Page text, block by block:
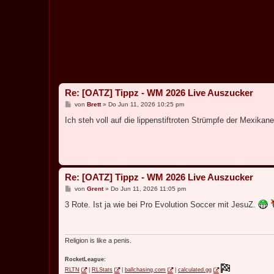
Re: [OATZ] Tippz - WM 2026 Live Auszucker
B
i
von Brett» Do Jun 11, 2026 10:25 pm
Ich steh voll auf die lippenstiftroten Strümpfe der
Re: [OATZ] Tippz - WM 2026 Live Auszucker
B
i
von Grent» Do Jun 11, 2026 11:05 pm
3 Rote. Ist ja wie bei Pro Evolution Soccer mit JesuZ.
Religion is like a penis.
RocketLeague:
RLTN
| RLStats | ballchasing.com | calculated.gg